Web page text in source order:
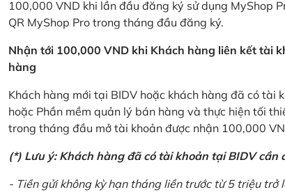
100,000 VND khi lần đầu đăng ký sử dụng MyShop
QR MyShop Pro trong tháng đầu đăng ký.
Nhận tới 100,000 VND khi Khách hàng liên kết tài
hàng
Khách hàng mới tại BIDV hoặc khách hàng đã có
hoặc Phần mềm quản lý bán hàng và thực hiện tối
trong tháng đầu mở tài khoản được nhận 100,000
(*) Lưu ý: Khách hàng đã có tài khoản tại BIDV
- Tiền gửi không kỳ hạn tháng liền trước từ 5 triệu trở